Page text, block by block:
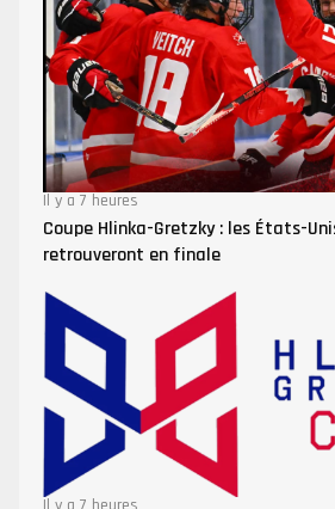
Il y a 7 heures
Coupe Hlinka-Gretzky : les États-
retrouveront en finale